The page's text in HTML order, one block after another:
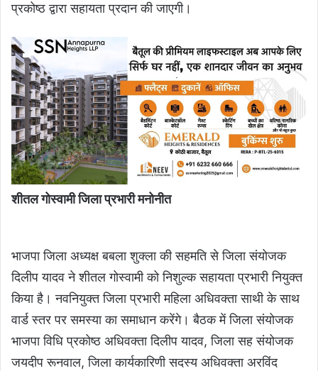
प्रकोष्ठ द्वारा सहायता प्रदान की जाएगी।
शीतल गोस्वामी जिला प्रभारी मनोनीत
भाजपा जिला अध्यक्ष बबला शुक्ला की सहमति से जिला संयोजक
दिलीप यादव ने शीतल गोस्वामी को निशुल्क सहायता प्रभारी नियुक्त
किया है। नवनियुक्त जिला प्रभारी महिला अधिवक्ता साथी के साथ
वार्ड स्तर पर समस्या का समाधान करेंगे। बैठक में जिला संयोजक
भाजपा विधि प्रकोष्ठ अधिवक्ता दिलीप यादव, जिला सह संयोजक
जयदीप रूनवाल, जिला कार्यकारिणी सदस्य अधिवक्ता अरविंद